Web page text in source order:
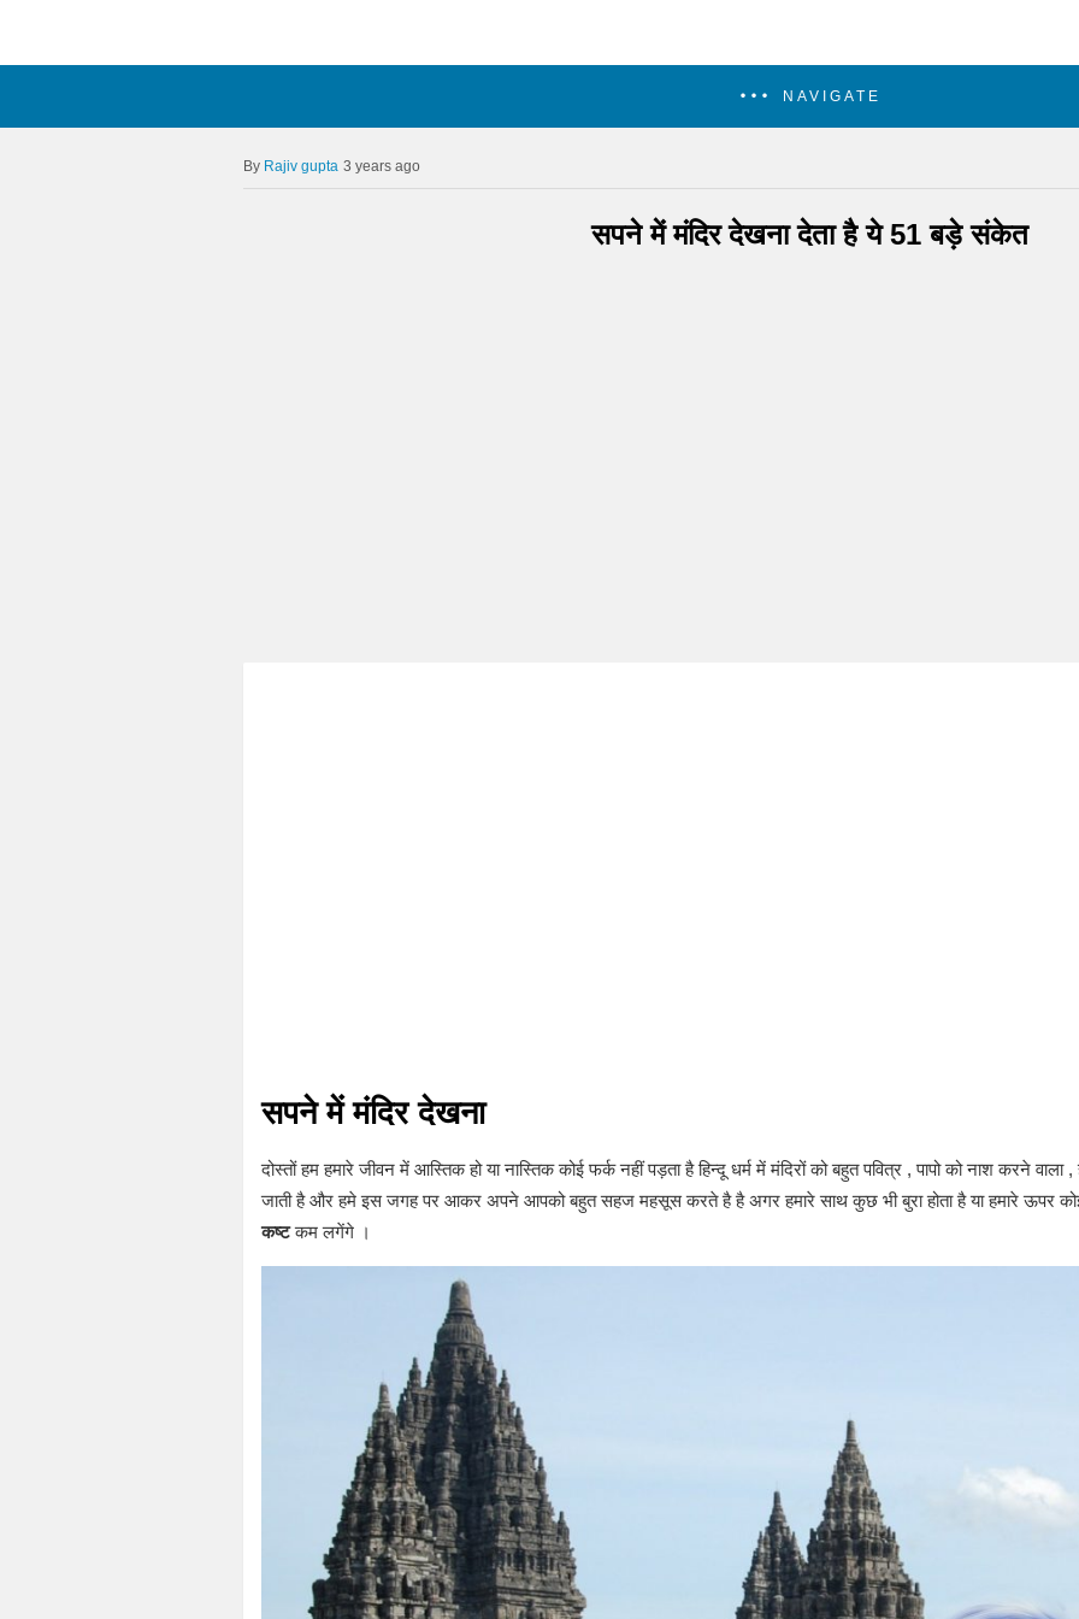
NAVIGATE
Rajiv gupta 3 years ago
सपने में मंदिर देखना देता है ये 51 बड़े संकेत
सपने में मंदिर देखना
दोस्तों हम हमारे जीवन में आस्तिक हो या नास्तिक कोई फर्क नहीं पड़ता है हिन्दू धर्म में मंदिरों को बहुत पवित्र , पापो को नाश करने
जाती है और हमे इस जगह पर आकर अपने आपको बहुत सहज महसूस करते है है अगर हमारे साथ कुछ भी बुरा होता है या हमारे ऊपर
कष्टकम लगेंगे ।